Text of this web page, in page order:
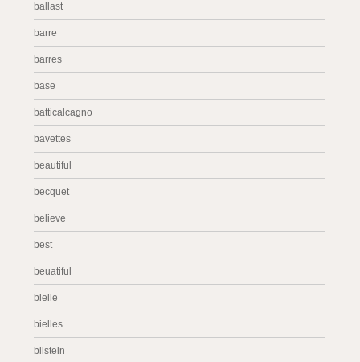
ballast
barre
barres
base
batticalcagno
bavettes
beautiful
becquet
believe
best
beuatiful
bielle
bielles
bilstein